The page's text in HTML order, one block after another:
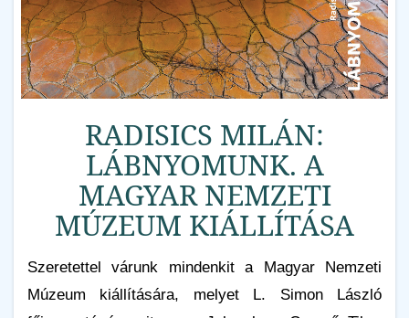
RADISICS MILÁN:
LÁBNYOMUNK. A
MAGYAR NEMZETI
MÚZEUM KIÁLLÍTÁSA
Szeretettel várunk mindenkit a Magyar Nemzeti
Múzeum kiállítására, melyet L. Simon László